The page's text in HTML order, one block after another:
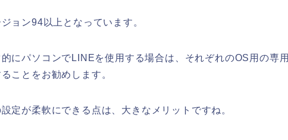
ョン94以上となっています。
にパソコンでLINEを使用する場合は、それぞれのOS用の専用
ことをお勧めします。
定が柔軟にできる点は、大きなメリットですね。